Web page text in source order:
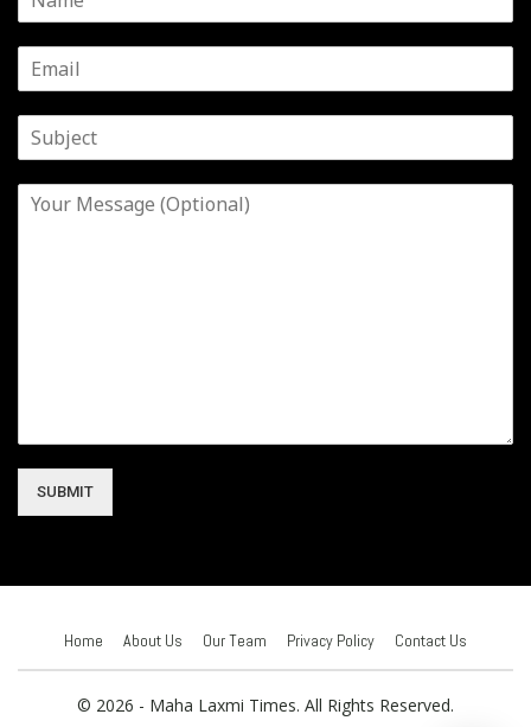
SUBMIT
Home About Us Our Team Privacy Policy Contact Us
© 2026 - Maha Laxmi Times. All Rights Reserved.